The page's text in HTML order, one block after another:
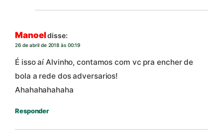
Manoeldisse:
26 de abril de 2018 às 00:19
É isso aí Alvinho, contamos com vc pra encher de
bola a rede dos adversarios!
Ahahahahahaha
Responder